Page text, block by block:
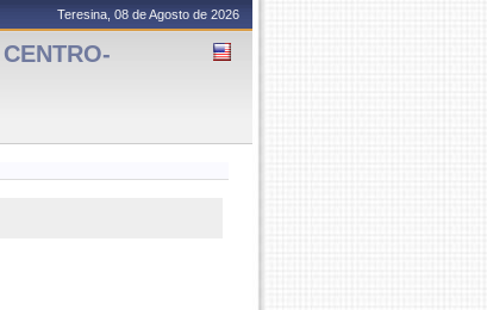
Teresina, 08 de Agosto de 2026